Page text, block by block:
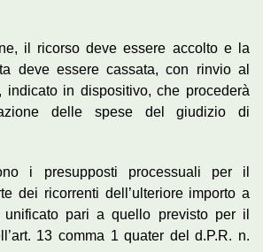
il ricorso deve essere accolto e la
deve essere cassata, con rinvio al
indicato in dispositivo, che procederà
delle spese del giudizio di
i presupposti processuali per il
dei ricorrenti dell’ulteriore importo a
pari a quello previsto per il
13 comma 1 quater del d.P.R. n.